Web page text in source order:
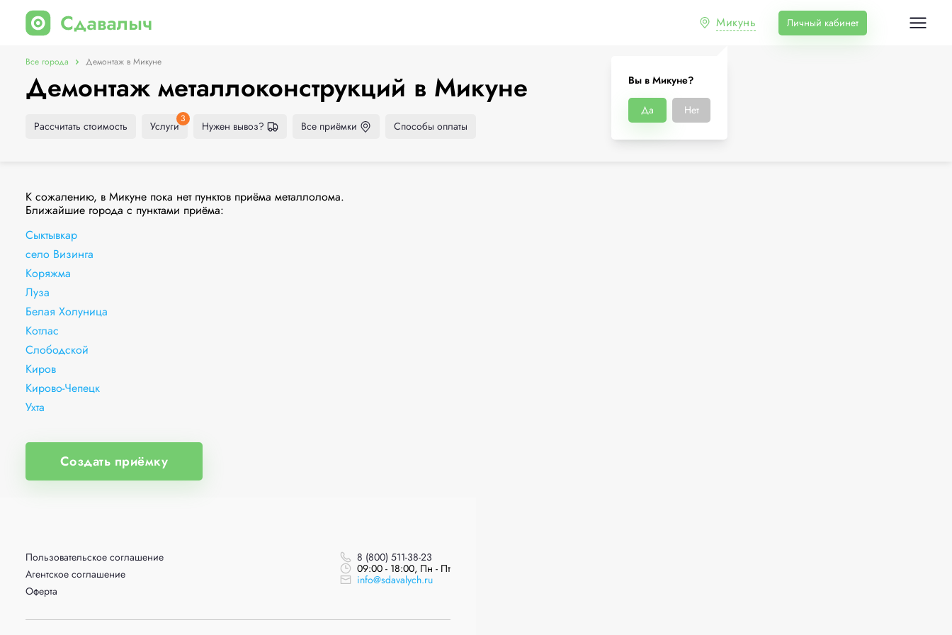
Микунь
Вы в Микуне?
Да Нет
Личный кабинет
Все города Демонтаж в Микуне
Демонтаж металлоконструкций в Микуне
Рассчитать стоимость Услуги
3
Нужен вывоз? Все приёмки Способы оплаты
К сожалению, в Микуне пока нет пунктов приёма металлолома.
Ближайшие города с пунктами приёма:
Сыктывкар
село Визинга
Коряжма
Луза
Белая Холуница
Котлас
Слободской
Киров
Кирово-Чепецк
Ухта
Создать приёмку
Пользовательское соглашение
Агентское соглашение
Оферта
8 (800) 511-38-23
09:00 - 18:00, Пн - Пт
info@sdavalych.ru